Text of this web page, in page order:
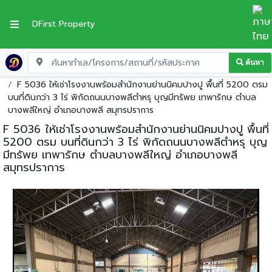
DFirst Property
ค้นหา
หน้าแรก โกดัง-โรงงานให้เช่า สมุทรปราการ
บางพลี
F 5036 ให้เช่าโรงงานพร้อมสำนักงานย่านนิคมปางปู พื้นที่ 5200 ตรม
บนที่ดินกว่า 3 ไร่ พิกัดถนนบางพลีตำหรุ บุญมีทรัพย เทพารักษ ตำบล
บางพลีใหญ่ อำเภอบางพลี สมุทรปราการ
F 5036 ให้เช่าโรงงานพร้อมสำนักงานย่านนิคมปางปู พื้นที่
5200 ตรม บนที่ดินกว่า 3 ไร่ พิกัดถนนบางพลีตำหรุ บุญ
มีทรัพย เทพารักษ ตำบลบางพลีใหญ่ อำเภอบางพลี
สมุทรปราการ